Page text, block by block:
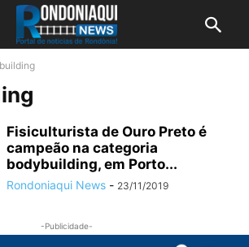
Fisiculturista de Ouro Preto é
campeão na categoria
bodybuilding, em Porto...
Rondoniaqui News - 23/11/2019
-Publicidade-